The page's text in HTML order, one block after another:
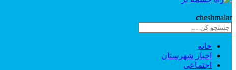
cheshmalar
خانه
اخبار شهرستان
اجتماعی